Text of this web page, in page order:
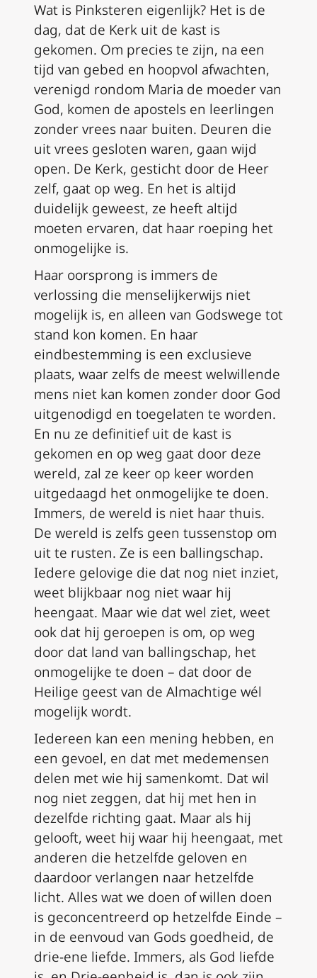
Wat is Pinksteren eigenlijk? Het is de
dag, dat de Kerk uit de kast is
gekomen. Om precies te zijn, na een
tijd van gebed en hoopvol afwachten,
verenigd rondom Maria de moeder van
God, komen de apostels en leerlingen
zonder vrees naar buiten. Deuren die
uit vrees gesloten waren, gaan wijd
open. De Kerk, gesticht door de Heer
zelf, gaat op weg. En het is altijd
duidelijk geweest, ze heeft altijd
moeten ervaren, dat haar roeping het
onmogelijke is.
Haar oorsprong is immers de
verlossing die menselijkerwijs niet
mogelijk is, en alleen van Godswege tot
stand kon komen. En haar
eindbestemming is een exclusieve
plaats, waar zelfs de meest welwillende
mens niet kan komen zonder door God
uitgenodigd en toegelaten te worden.
En nu ze definitief uit de kast is
gekomen en op weg gaat door deze
wereld, zal ze keer op keer worden
uitgedaagd het onmogelijke te doen.
Immers, de wereld is niet haar thuis.
De wereld is zelfs geen tussenstop om
uit te rusten. Ze is een ballingschap.
Iedere gelovige die dat nog niet inziet,
weet blijkbaar nog niet waar hij
heengaat. Maar wie dat wel ziet, weet
ook dat hij geroepen is om, op weg
door dat land van ballingschap, het
onmogelijke te doen – dat door de
Heilige geest van de Almachtige wél
mogelijk wordt.
Iedereen kan een mening hebben, en
een gevoel, en dat met medemensen
delen met wie hij samenkomt. Dat wil
nog niet zeggen, dat hij met hen in
dezelfde richting gaat. Maar als hij
gelooft, weet hij waar hij heengaat, met
anderen die hetzelfde geloven en
daardoor verlangen naar hetzelfde
licht. Alles wat we doen of willen doen
is geconcentreerd op hetzelfde Einde –
in de eenvoud van Gods goedheid, de
drie-ene liefde. Immers, als God liefde